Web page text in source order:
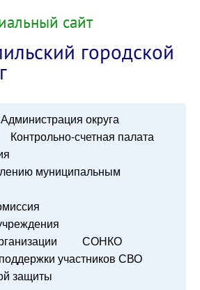
сайт
городской
Администрация округа
Контрольно-счетная палата
муниципальным
СОНКО
участников СВО
защиты